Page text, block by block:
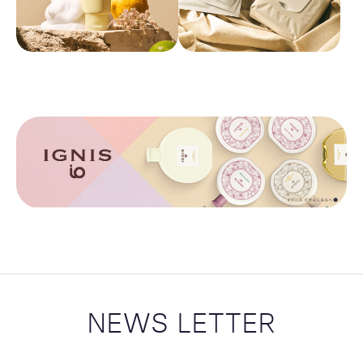
NEWS LETTER